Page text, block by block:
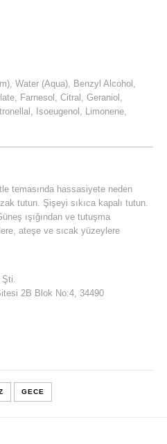
temasında hassasiyete neden
tutun. Şişeyi sıkıca kapalı tutun.
ışığından ve tutuşma
ateşe ve sıcak yüzeylere
Şti.
2B Blok No:4, 34490
Water (Aqua), Benzyl Alcohol,
Farnesol, Citral, Geraniol,
Isoeugenol, Limonene,
GECE